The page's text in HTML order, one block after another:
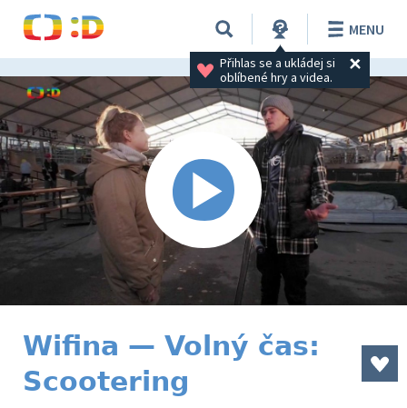
Přihlas se a ukládej si
oblíbené hry a videa.
MENU
Wifina — Volný čas:
Scootering